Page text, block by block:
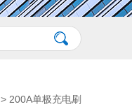
> 200A单极充电刷